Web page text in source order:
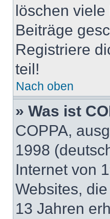
löschen
Beiträge
Registriere
teil!
Nach oben
» Was ist
COPPA,
1998
Internet von
Websites,
13 Jahren